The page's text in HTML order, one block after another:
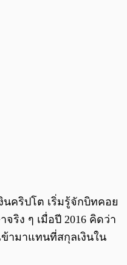
คริปโต เริ่มรู้จักบิทคอย
ริง ๆ เมื่อปี 2016 คิดว่า
ามาแทนที่สกุลเงินใน